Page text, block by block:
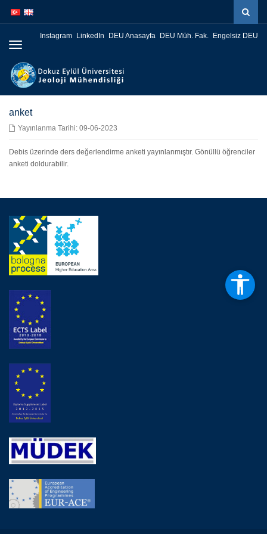
atla
atla
Instagram LinkedIn DEU Anasayfa DEU Müh. Fak.
Engelsiz DEU
Menüye
anket
Yayınlanma Tarihi: 09-06-2023
Debis üzerinde ders değerlendirme anketi yayınlanmıştır. Gönüllü öğrenciler
anketi doldurabilir.